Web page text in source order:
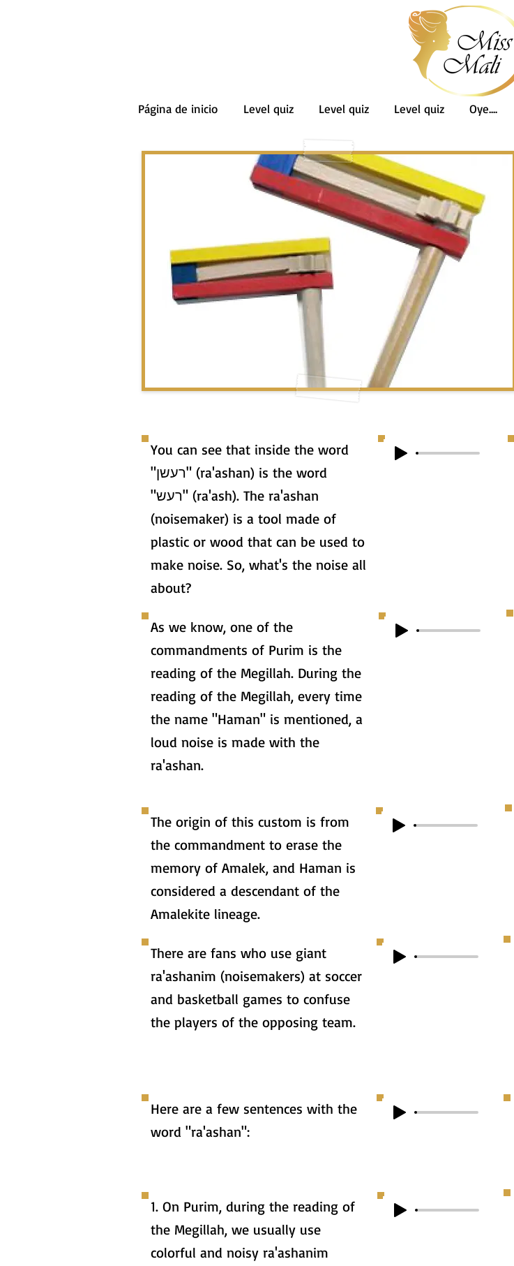
Página de inicio Level quiz Level quiz Level quiz Oye....
You can see that inside the word
"רעשן" (ra'ashan) is the word
"רעש" (ra'ash). The ra'ashan
(noisemaker) is a tool made of
plastic or wood that can be used to
make noise. So, what's the noise all
about?
As we know, one of the
commandments of Purim is the
reading of the Megillah. During the
reading of the Megillah, every time
the name "Haman" is mentioned, a
loud noise is made with the
ra'ashan.
The origin of this custom is from
the commandment to erase the
memory of Amalek, and Haman is
considered a descendant of the
Amalekite lineage.
There are fans who use giant
ra'ashanim (noisemakers) at soccer
and basketball games to confuse
the players of the opposing team.
Here are a few sentences with the
word "ra'ashan":
1. On Purim, during the reading of
the Megillah, we usually use
colorful and noisy ra'ashanim